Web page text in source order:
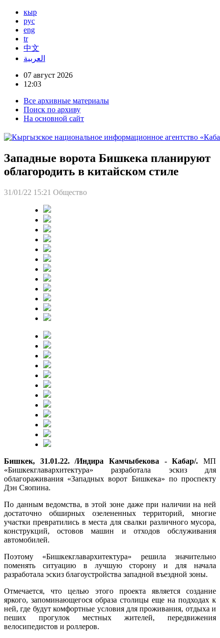
кыр
рус
eng
tr
中文
العربية
07 август 2026
12:03
Все архивные материалы
Поиск по архиву
На основной сайт
Западные ворота Бишкека планируют
облагородить в китайском стиле
31/01/22 15:21 Общество
Бишкек, 31.01.22. /Индира Камчыбекова - Кабар/. МП
«Бишкекглавархитектура» разработала эскиз для
облагораживания «Западных ворот Бишкека» по проспекту
Дэн Сяопина.
По данным ведомства, в этой зоне даже при наличии на ней
достаточно обширных озелененных территорий, многие
участки превратились в места для свалки различного мусора,
конструкций, остовов машин и отходов обслуживания
автомобилей.
Поэтому «Бишкекглавархитектура» решила значительно
поменять ситуацию в лучшую сторону и для начала
разработала эскиз благоустройства западной въездной зоны.
Отмечается, что целью этого проекта является создание
яркого, запоминающегося образа столицы еще на подходах к
ней, где будут комфортные условия для проживания, отдыха и
пеших прогулок местных жителей, передвижения
велосипедистов и роллеров.